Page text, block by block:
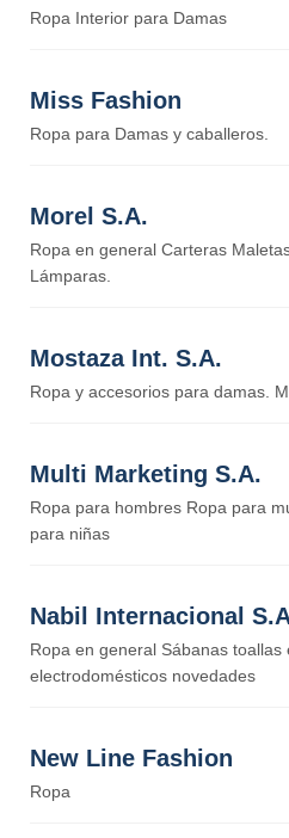
Ropa Interior para Damas
Miss Fashion
Ropa para Damas y caballeros.
Morel S.A.
Ropa en general Carteras
Lámparas.
Mostaza Int. S.A.
Ropa y accesorios para damas.
Multi Marketing S.A.
Ropa para hombres Ropa para
para niñas
Nabil Internacional
Ropa en general Sábanas toallas
electrodomésticos novedades
New Line Fashion
Ropa